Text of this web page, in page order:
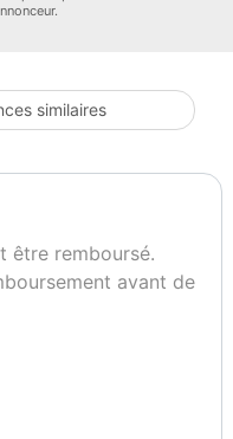
similaires
être remboursé.
avant de